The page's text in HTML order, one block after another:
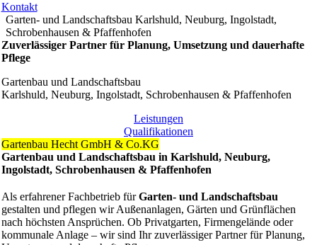
Kontakt
Garten- und Landschaftsbau Karlshuld, Neuburg, Ingolstadt,
Schrobenhausen & Pfaffenhofen
Zuverlässiger Partner für Planung, Umsetzung und dauerhafte
Pflege
Gartenbau und Landschaftsbau
Karlshuld, Neuburg, Ingolstadt, Schrobenhausen & Pfaffenhofen
Leistungen
Qualifikationen
Gartenbau Hecht GmbH & Co.KG
Gartenbau und Landschaftsbau in Karlshuld, Neuburg,
Ingolstadt, Schrobenhausen & Pfaffenhofen
Als erfahrener Fachbetrieb fürGarten- und Landschaftsbau
gestalten und pflegen wir Außenanlagen, Gärten und Grünflächen
nach höchsten Ansprüchen. Ob Privatgarten, Firmengelände oder
kommunale Anlage – wir sind Ihr zuverlässiger Partner für Planung,